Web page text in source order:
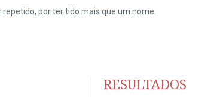
por ter tido mais que um nome.
RESULTADOS